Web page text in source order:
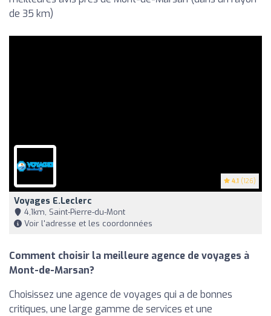
de 35 km)
4.1 (126)
Voyages E.Leclerc
4,1km, Saint-Pierre-du-Mont
Voir l'adresse et les coordonnées
Comment choisir la meilleure agence de voyages à
Mont-de-Marsan?
Choisissez une agence de voyages qui a de bonnes
critiques, une large gamme de services et une